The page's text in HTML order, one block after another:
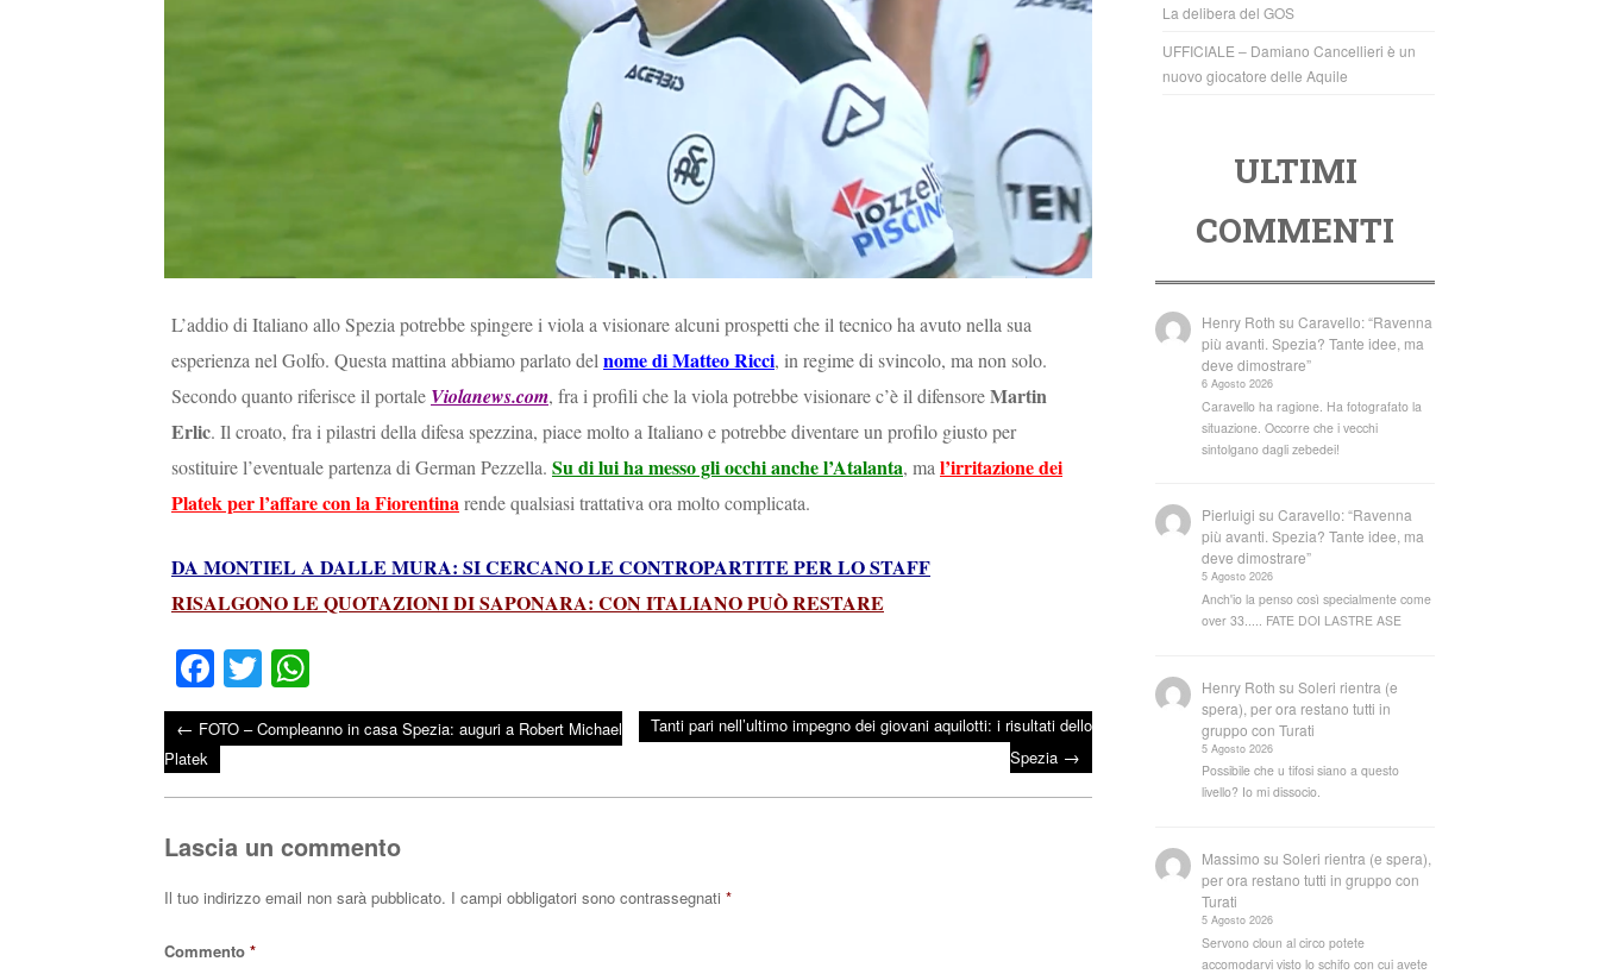
L’addio di Italiano allo Spezia potrebbe spingere i viola a visionare alcuni prospetti che il tecnico ha avuto nella sua
esperienza nel Golfo. Questa mattina abbiamo parlato del nome di Matteo Ricci, in regime di svincolo, ma non solo.
Secondo quanto riferisce il portale Violanews.com, fra i profili che la viola potrebbe visionare c’è il difensoreMartin
Erlic. Il croato, fra i pilastri della difesa spezzina, piace molto a Italiano e potrebbe diventare un profilo giusto per
sostituire l’eventuale partenza di German Pezzella. Su di lui ha messo gli occhi anche l’Atalanta, ma l’irritazione dei
Platek per l’affare con la Fiorentinarende qualsiasi trattativa ora molto complicata.
DA MONTIEL A DALLE MURA: SI CERCANO LE CONTROPARTITE PER LO STAFF
RISALGONO LE QUOTAZIONI DI SAPONARA: CON ITALIANO PUÒ RESTARE
Fa
ce
bo
ok
T
wi
tte
ha
ts
Post navigation
← FOTO – Compleanno in casa Spezia: auguri a Robert Michael
Platek
Tanti pari nell’ultimo impegno dei giovani aquilotti: i risultati dello
Spezia →
Lascia un commento
Il tuo indirizzo email non sarà pubblicato. I campi obbligatori sono contrassegnati *
Commento *
La delibera del GOS
UFFICIALE – Damiano Cancellieri è un
nuovo giocatore delle Aquile
ULTIMI
COMMENTI
Henry Roth suCaravello: “Ravenna
più avanti. Spezia? Tante idee, ma
deve dimostrare”
6 Agosto 2026
Caravello ha ragione. Ha fotografato la
situazione. Occorre che i vecchi
sintolgano dagli zebedei!
Pierluigi suCaravello: “Ravenna
più avanti. Spezia? Tante idee, ma
deve dimostrare”
5 Agosto 2026
Anch'io la penso così specialmente come
over 33..... FATE DOI LASTRE ASE
Henry Roth suSoleri rientra (e
spera), per ora restano tutti in
gruppo con Turati
5 Agosto 2026
Possibile che u tifosi siano a questo
livello? Io mi dissocio.
Massimo suSoleri rientra (e spera),
per ora restano tutti in gruppo con
Turati
5 Agosto 2026
Servono cloun al circo potete
accomodarvi visto lo schifo con cui avete